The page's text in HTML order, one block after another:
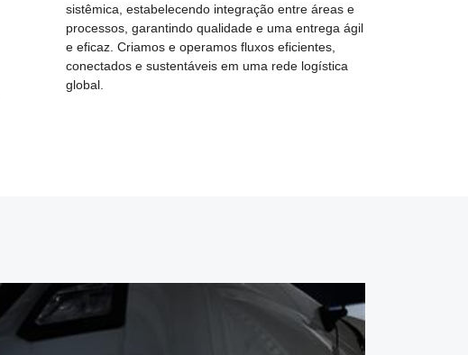
sistêmica, estabelecendo integração entre áreas e
processos, garantindo qualidade e uma entrega ágil
e eficaz. Criamos e operamos fluxos eficientes,
conectados e sustentáveis ​​em uma rede logística
global.